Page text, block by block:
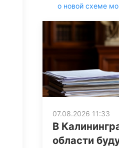
о новой схеме
07.08.2026 11:33
В
области